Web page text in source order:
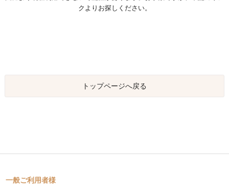
クよりお探しください。
トップページへ戻る
一般ご利用者様